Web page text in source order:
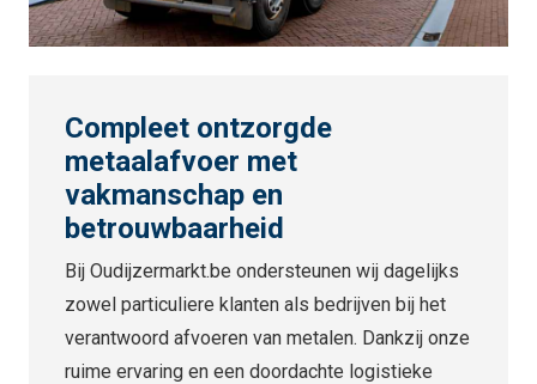
Compleet ontzorgde
metaalafvoer met
vakmanschap en
betrouwbaarheid
Bij Oudijzermarkt.be ondersteunen wij dagelijks
zowel particuliere klanten als bedrijven bij het
verantwoord afvoeren van metalen. Dankzij onze
ruime ervaring en een doordachte logistieke